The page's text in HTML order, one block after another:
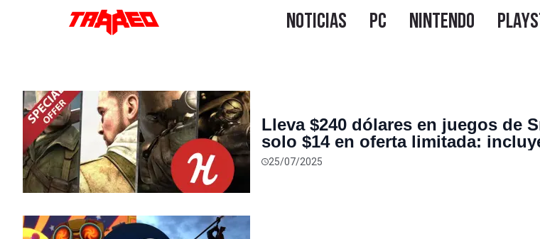
Lleva $240 dólares en juegos de
solo $14 en oferta limitada:
DLC
25/07/2025